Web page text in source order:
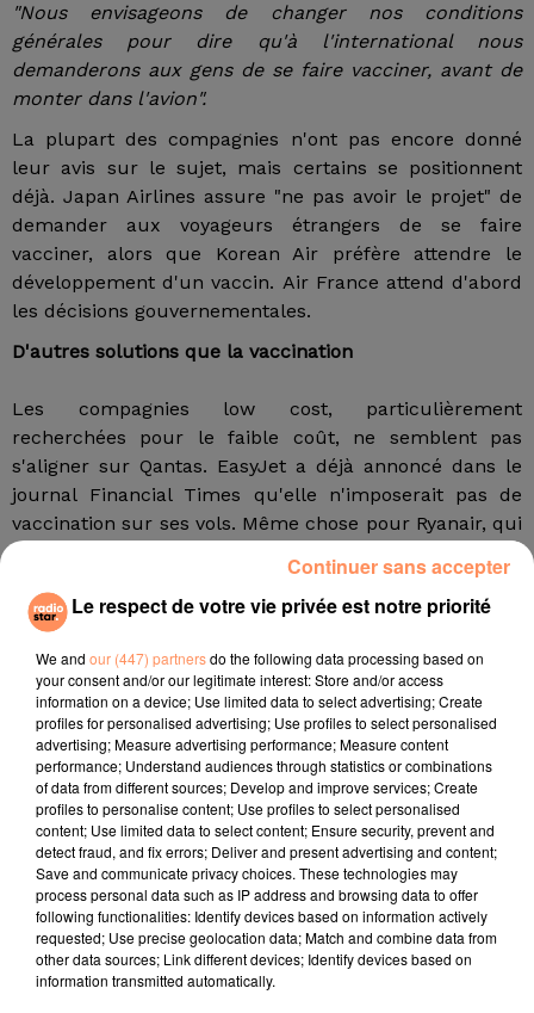
"Nous envisageons de changer nos conditions
générales pour dire qu'à l'international nous
demanderons aux gens de se faire vacciner, avant de
monter dans l'avion".
La plupart des compagnies n'ont pas encore donné
leur avis sur le sujet, mais certains se positionnent
déjà. Japan Airlines assure "ne pas avoir le projet" de
demander aux voyageurs étrangers de se faire
vacciner, alors que Korean Air préfère attendre le
développement d'un vaccin. Air France attend d'abord
les décisions gouvernementales.
D'autres solutions que la vaccination
Les compagnies low cost, particulièrement
recherchées pour le faible coût, ne semblent pas
s'aligner sur Qantas. EasyJet a déjà annoncé dans le
journal Financial Times qu'elle n'imposerait pas de
vaccination sur ses vols. Même chose pour Ryanair, qui
vaccination ne sera exigé pour les vols en Union
Européenne. On peut alors se demander si un vol
moins cher présente un plus grand risque de
contamination.
Mais d'autres compagnies ont trouvé une parade à la
vaccination. C'est le cas de trois groupes, qui évoquent
la mise en place d'un "passeport santé", qui
centraliserait numériquement les données des
passagers sur la Covid-19. Il pourrait récapituler les
tests réalisés. Pour l'heure, 170 aéroports du monde
entier se disent prêts à reconnaître ce système.
Certains réclament d'ajouter le vaccin à ce passeport
santé, mais craignent pour la confidentialité. Les plus
angoissés évoquent une vaccination obligatoire qui ne
Le respect de votre vie privée est notre priorité
We and our (447) partnersdo the following data processing based on
your consent and/or our legitimate interest: Store and/or access
information on a device; Use limited data to select advertising; Create
profiles for personalised advertising; Use profiles to select personalised
advertising; Measure advertising performance; Measure content
performance; Understand audiences through statistics or combinations
of data from different sources; Develop and improve services; Create
profiles to personalise content; Use profiles to select personalised
content; Use limited data to select content; Ensure security, prevent and
detect fraud, and fix errors; Deliver and present advertising and content;
Save and communicate privacy choices. These technologies may
process personal data such as IP address and browsing data to offer
following functionalities: Identify devices based on information actively
requested; Use precise geolocation data; Match and combine data from
other data sources; Link different devices; Identify devices based on
information transmitted automatically.
Continuer sans accepter